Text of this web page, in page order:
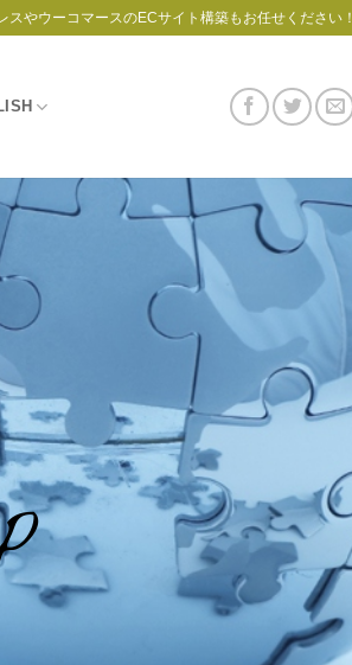
スやウーコマースのECサイト構築もお任せください！